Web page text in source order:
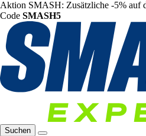
Aktion SMASH: Zusätzliche -5% auf
Code SMASH5
Suchen